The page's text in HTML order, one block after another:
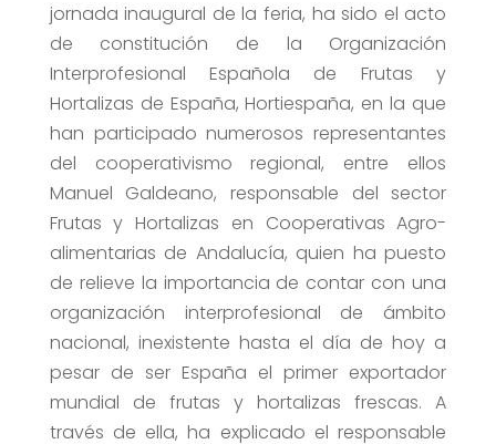
jornada inaugural de la feria, ha sido el acto
de constitución de la Organización
Interprofesional Española de Frutas y
Hortalizas de España, Hortiespaña, en la que
han participado numerosos representantes
del cooperativismo regional, entre ellos
Manuel Galdeano, responsable del sector
Frutas y Hortalizas en Cooperativas Agro-
alimentarias de Andalucía, quien ha puesto
de relieve la importancia de contar con una
organización interprofesional de ámbito
nacional, inexistente hasta el día de hoy a
pesar de ser España el primer exportador
mundial de frutas y hortalizas frescas. A
través de ella, ha explicado el responsable